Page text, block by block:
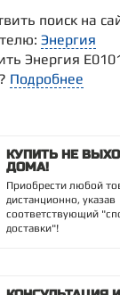
поиск на
Энергия
Энергия
Подробнее
КУПИТЬ НЕ
ДОМА!
Приобрести любой
дистанционно, указав
соответствующий
доставки"!